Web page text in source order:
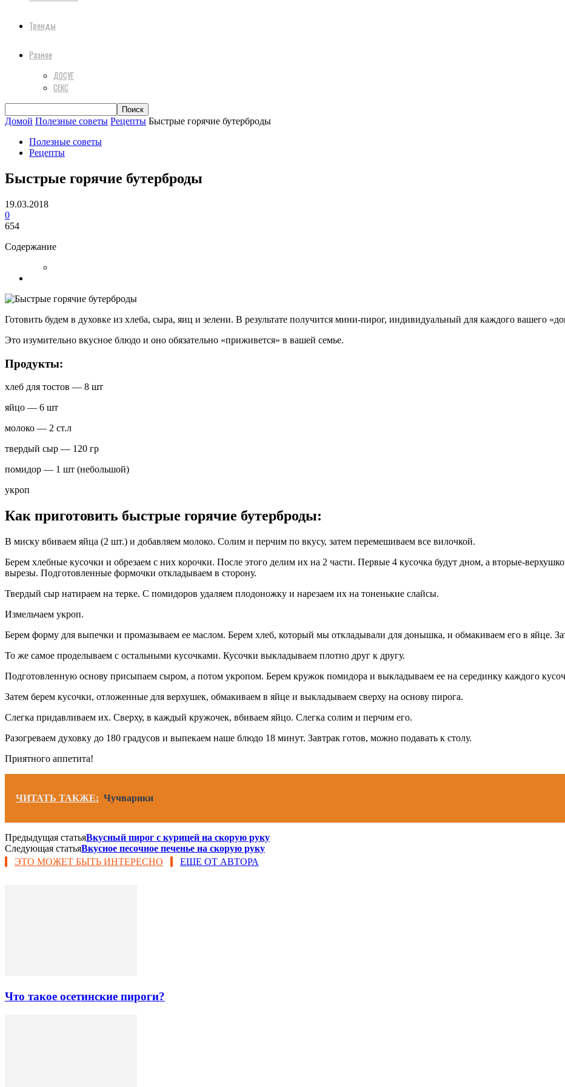
Тренды
Разное
ДОСУГ
СЕКС
Домой Полезные советы Рецепты Быстрые горячие бутерброды
Полезные советы
Рецепты
Быстрые горячие бутерброды
19.03.2018
0
654
Содержание
Готовить будем в духовке из хлеба, сыра, яиц и зелени. В результате получится мини-пирог, индивидуальный для каждого вашего
Это изумительно вкусное блюдо и оно обязательно «приживется» в вашей семье.
Продукты:
хлеб для тостов — 8 шт
яйцо — 6 шт
молоко — 2 ст.л
твердый сыр — 120 гр
помидор — 1 шт (небольшой)
укроп
Как приготовить быстрые горячие бутерброды:
В миску вбиваем яйца (2 шт.) и добавляем молоко. Солим и перчим по вкусу, затем перемешиваем все вилочкой.
Берем хлебные кусочки и обрезаем с них корочки. После этого делим их на 2 части. Первые 4 кусочка будут дном, а вторые-
вырезы. Подготовленные формочки откладываем в сторону.
Твердый сыр натираем на терке. С помидоров удаляем плодоножку и нарезаем их на тоненькие слайсы.
Измельчаем укроп.
Берем форму для выпечки и промазываем ее маслом. Берем хлеб, который мы откладывали для донышка, и обмакиваем его в яйце.
То же самое проделываем с остальными кусочками. Кусочки выкладываем плотно друг к другу.
Подготовленную основу присыпаем сыром, а потом укропом. Берем кружок помидора и выкладываем ее на серединку каждого
Затем берем кусочки, отложенные для верхушек, обмакиваем в яйце и выкладываем сверху на основу пирога.
Слегка придавливаем их. Сверху, в каждый кружочек, вбиваем яйцо. Слегка солим и перчим его.
Разогреваем духовку до 180 градусов и выпекаем наше блюдо 18 минут. Завтрак готов, можно подавать к столу.
Приятного аппетита!
ЧИТАТЬ ТАКЖЕ: Чучварики
Предыдущая статьяВкусный пирог с курицей на скорую руку
Следующая статьяВкусное песочное печенье на скорую руку
ЭТО МОЖЕТ БЫТЬ ИНТЕРЕСНО
ЕЩЕ ОТ АВТОРА
Что такое осетинские пироги?